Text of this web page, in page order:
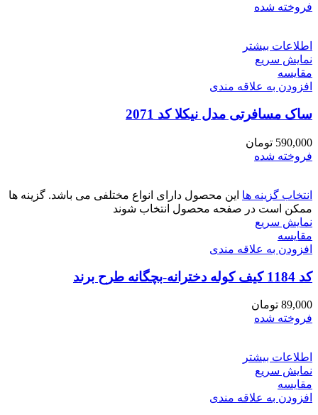
فروخته شده
اطلاعات بیشتر
نمایش سریع
مقايسه
افزودن به علاقه مندی
ساک مسافرتی مدل نیکلا کد 2071
590,000 تومان
فروخته شده
انتخاب گزینه ها این محصول دارای انواع مختلفی می باشد. گزینه ها
ممکن است در صفحه محصول انتخاب شوند
نمایش سریع
مقايسه
افزودن به علاقه مندی
کد 1184 کیف کوله دخترانه-بچگانه طرح برند
89,000 تومان
فروخته شده
اطلاعات بیشتر
نمایش سریع
مقايسه
افزودن به علاقه مندی